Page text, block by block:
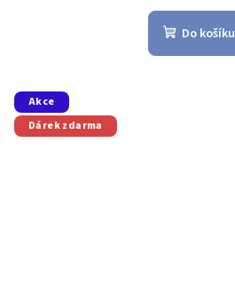
Do košíku
Akce
Dárek zdarma